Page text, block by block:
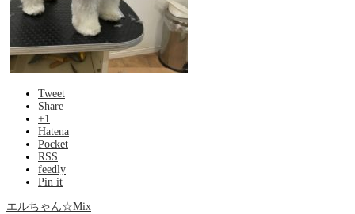
Tweet
Share
+1
Hatena
Pocket
RSS
feedly
Pin it
エルちゃん☆Mix